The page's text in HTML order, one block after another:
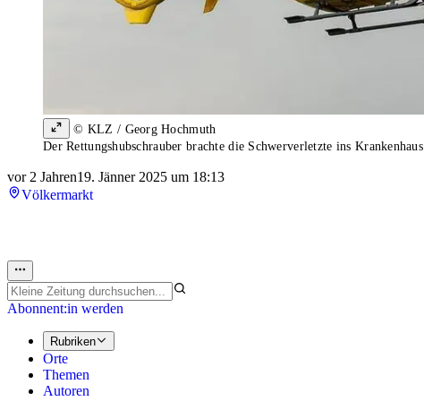
© KLZ / Georg Hochmuth
Der Rettungshubschrauber brachte die Schwerverletzte ins Krankenhaus
vor 2 Jahren19. Jänner 2025 um 18:13
Völkermarkt
Abonnent:in werden
Rubriken
Orte
Themen
Autoren